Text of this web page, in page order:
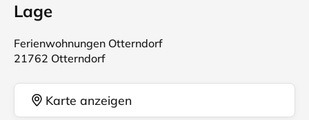
Lage
Ferienwohnungen Otterndorf
21762 Otterndorf
Karte anzeigen